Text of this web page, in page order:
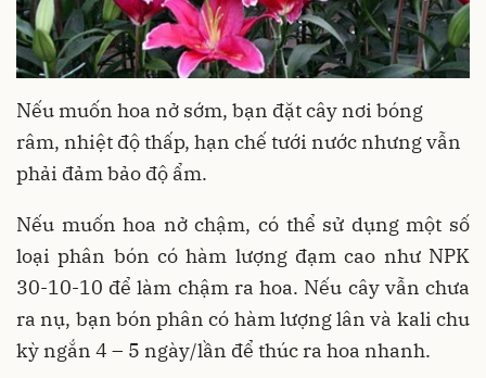
Nếu muốn hoa nở sớm, bạn đặt cây nơi bóng
râm, nhiệt độ thấp, hạn chế tưới nước nhưng vẫn
phải đảm bảo độ ẩm.
Nếu muốn hoa nở chậm, có thể sử dụng một số
loại phân bón có hàm lượng đạm cao như NPK
30-10-10 để làm chậm ra hoa. Nếu cây vẫn chưa
ra nụ, bạn bón phân có hàm lượng lân và kali chu
kỳ ngắn 4 – 5 ngày/lần để thúc ra hoa nhanh.